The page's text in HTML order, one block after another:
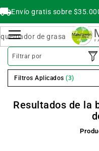
Envío gratis sobre
Resultados de la
Filtrar por
Filtros Aplicados